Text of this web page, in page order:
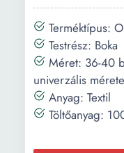
Terméktípus:
Testrész: Boka
Méret: 36-40
univerzális
Anyag: Textil
Töltőanyag: